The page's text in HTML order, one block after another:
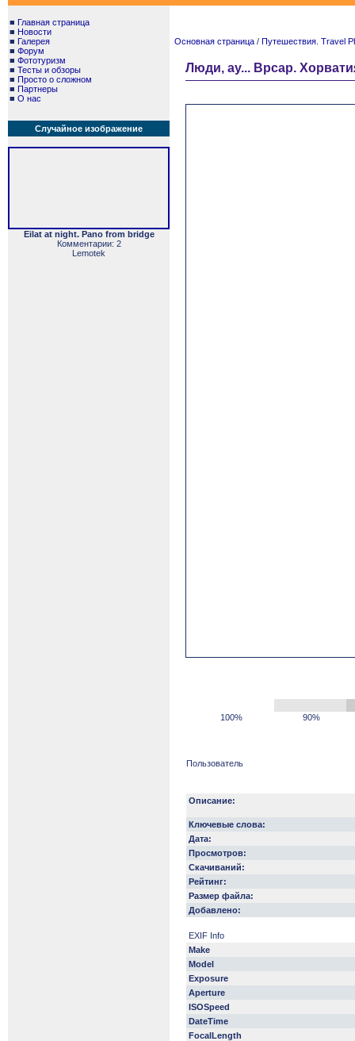
■ Главная страница
■ Новости
■ Галерея
■ Форум
■ Фототуризм
■ Тесты и обзоры
■ Просто о сложном
■ Партнеры
■ О нас
Случайное изображение
Eilat at night. Pano from bridge
Комментарии: 2
Lemotek
Основная страница / Путешествия. Travel
Люди, ау... Врсар.
100% 90%
Пользователь
Описание:
Ключевые слова:
Дата:
Просмотров:
Скачиваний:
Рейтинг:
Размер файла:
Добавлено:
EXIF Info
Make
Model
Exposure
Aperture
ISOSpeed
DateTime
FocalLength